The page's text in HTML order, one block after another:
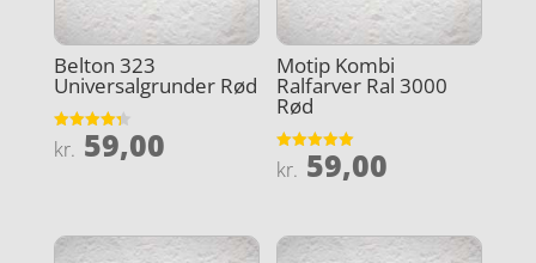
Belton 323
Universalgrunder Rød
Vurderet
4.3
kr. 59,00
Motip Kombi
Ralfarver Ral 3000
Rød
Vurderet
5
kr. 59,00